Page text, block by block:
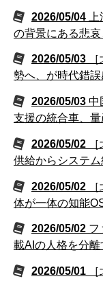
2026/05/04
の背景にある悲
2026/05/03
勢へ、が時代錯
2026/05/03 中
支援の統合車、
2026/05/02
供給からシステ
2026/05/02
体が一体の知能
2026/05/02 フ
載AIの人格を分
2026/05/01